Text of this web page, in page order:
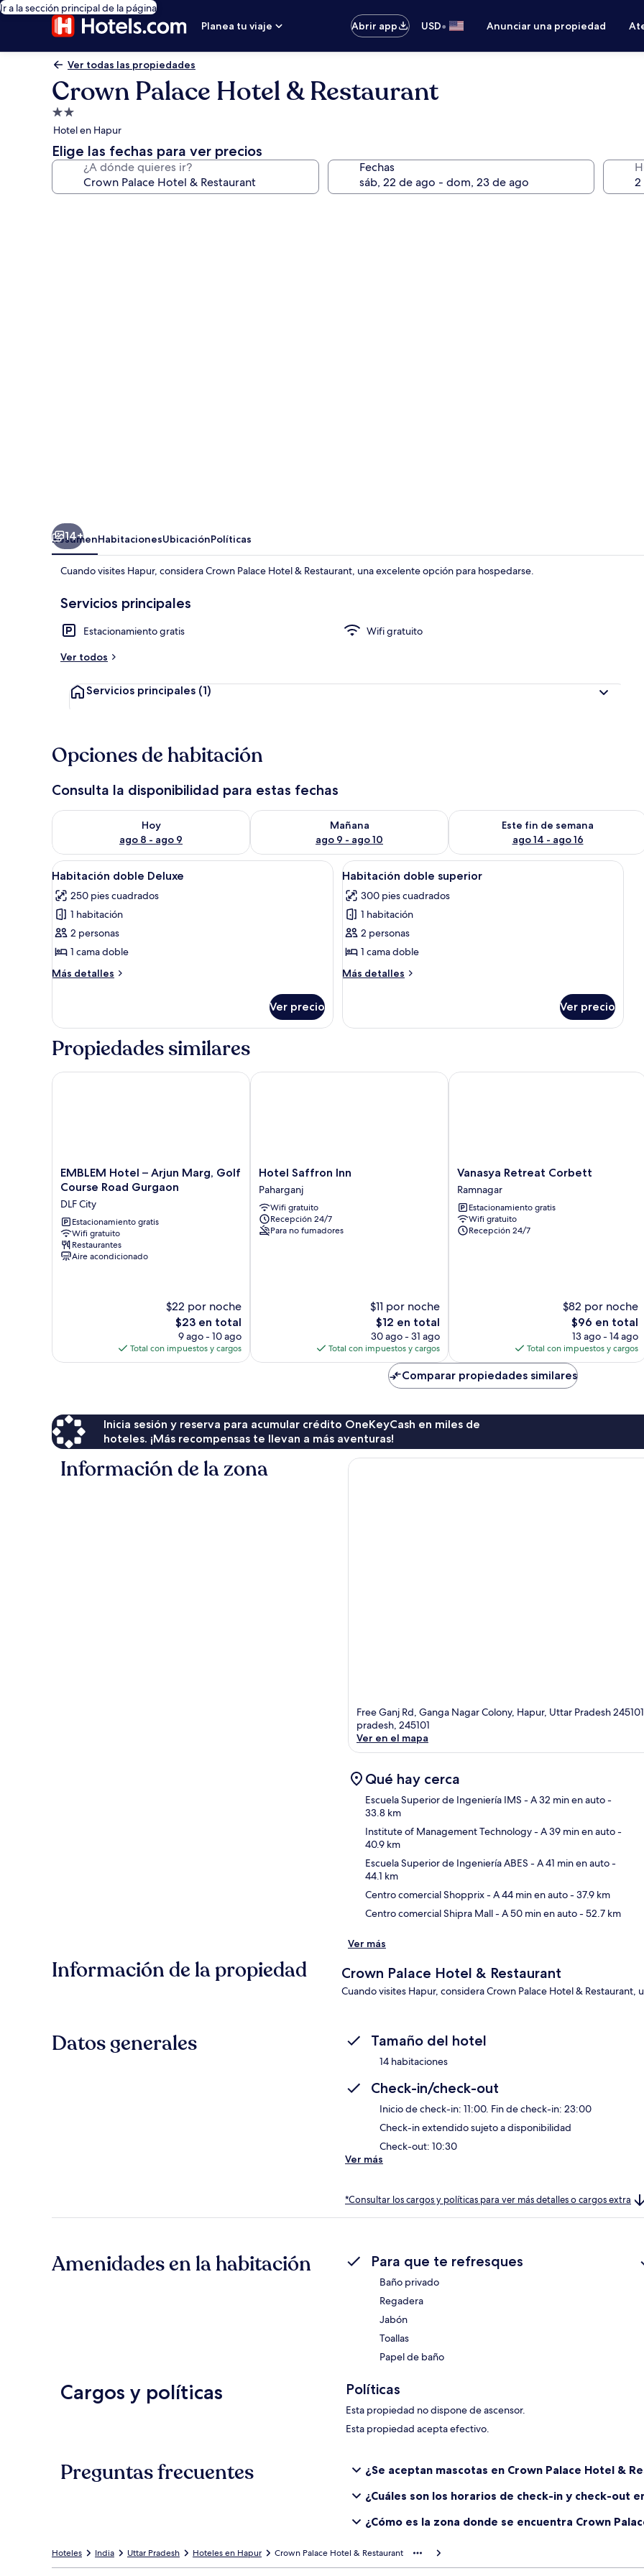
Ir a la sección principal de la página
Planea tu viaje
Abrir app USD• Anunciar una propiedad
Ver todas las propiedades
Crown Palace Hotel & Restaurant
Propiedad
de
2.0
estrellas
Hotel en Hapur
Elige las fechas para ver precios
¿A dónde quieres ir? Fechas
14+
ResumenHabitacionesUbicaciónPolíticas
Cuando visites Hapur, considera Crown Palace Hotel & Restaurant, una excelente opción para hospedarse.
Servicios principales
Estacionamiento gratis
Wifi gratuito
Ver todos
Servicios principales (1)
Opciones de habitación
Consulta la disponibilidad para estas fechas
Hoy
ago 8 - ago 9
Consulta la disponibilidad para hoy ago 8 - ago 9
Mañana
ago 9 - ago 10
Consulta la disponibilidad para mañana ago 9 - ago 10
Este fin de semana
ago 14 - ago 16
Consulta la disponibilidad para este
Abrir
todas
las
fotos
de
Habitación
doble
Deluxe
Un dormitorio con cama, cabecera, ventana y lámpara de techo.
1
Habitación doble Deluxe
250 pies cuadrados
1 habitación
2 personas
1 cama doble
Más detalles
Más
doble
Ver precio
Abrir
todas
las
fotos
de
Habitación
doble
superior
Un dormitorio con cama, televisión
3
Habitación doble superior
300 pies cuadrados
1 habitación
2 personas
1 cama doble
Más detalles
Más
doble
Ver precio
Propiedades similares
EMBLEM
Hotel
Arjun
Marg,
Golf
Course
Road
EMBLEM Hotel – Arjun Marg, Golf
Course Road Gurgaon
DLF City
Estacionamiento gratis
Wifi gratuito
Restaurantes
Aire acondicionado
$22 por noche
El
precio
actual
es
$23 en total
9 ago - 10 ago
Total con impuestos y cargos
EMBLEM Hotel – Arjun Marg, Golf Course Road Gurgaon
Hotel
Saffron
Inn
Paharganj
Hotel Saffron Inn
Paharganj
Wifi gratuito
Recepción 24/7
Para no fumadores
$11 por noche
El
precio
actual
es
$12
$12 en total
30 ago - 31 ago
Total con impuestos y cargos
Hotel Saffron Inn
Vanasya
Retreat
Corbett
Ramnagar
Vanasya Retreat Corbett
Ramnagar
Estacionamiento gratis
Wifi gratuito
Recepción 24/7
$82 por noche
El
precio
actual
es
de
$96
$96 en total
13 ago - 14 ago
Total con impuestos y cargos
Vanasya Retreat Corbett
Comparar propiedades similares
Inicia sesión y reserva para acumular crédito OneKeyCash en miles de
hoteles. ¡Más recompensas te llevan a más aventuras!
Información de la zona
Free Ganj Rd, Ganga Nagar Colony, Hapur, Uttar Pradesh
pradesh, 245101
Ver en el mapa
Qué hay cerca
Escuela Superior de Ingeniería IMS - A 32 min en auto-
33.8 km
Institute of Management Technology- A 39 min en auto-
40.9 km
Escuela Superior de Ingeniería ABES - A 41 min en auto-
44.1 km
Centro comercial Shopprix- A 44 min en auto- 37.9 km
Centro comercial Shipra Mall- A 50 min en auto- 52.7 km
Ver más
Información de la propiedad Crown Palace Hotel & Restaurant
Cuando visites Hapur, considera Crown Palace Hotel & Restaurant,
Datos generales Tamaño del hotel
14 habitaciones
Check-in/check-out
Inicio de check-in: 11:00. Fin de check-in: 23:00
Check-in extendido sujeto a disponibilidad
Check-out: 10:30
Ver más
*Consultar los cargos y políticas para ver más detalles o cargos extra
Amenidades en la habitación Para que te refresques
Baño privado
Regadera
Jabón
Toallas
Papel de baño
Cargos y políticas Políticas
Esta propiedad no dispone de ascensor.
Esta propiedad acepta efectivo.
Preguntas frecuentes
¿Se aceptan mascotas en Crown Palace Hotel &
¿Cuáles son los horarios de check-in y check-out
¿Cómo es la zona donde se encuentra Crown
Crown Palace Hotel & Restaurant
Hoteles en Hapur
Uttar Pradesh
India
Hoteles